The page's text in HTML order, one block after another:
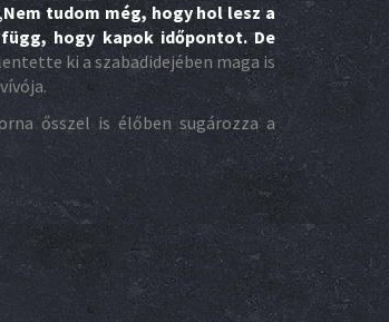
tudom még, hogy hol lesz a
hogy kapok időpontot. De
ki a szabadidejében maga is
ősszel is élőben sugározza a